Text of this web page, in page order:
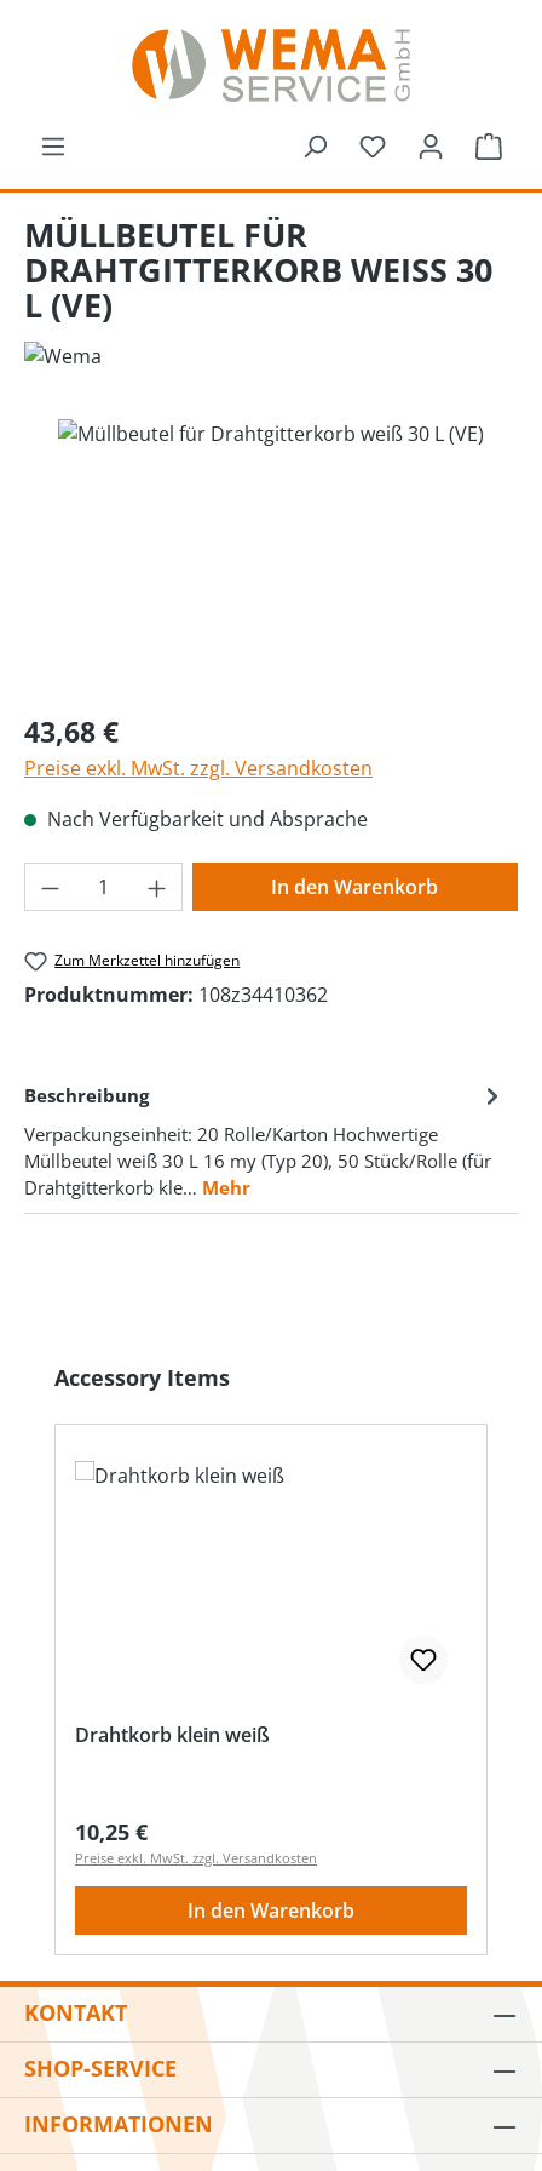
Zum Hauptinhalt springen
Du hast 0
MÜLLBEUTEL FÜR
DRAHTGITTERKORB WEISS 30 L
(VE)
Bildergalerie überspringen
Regulärer Preis:
43,68 €
Preise exkl. MwSt. zzgl. Versandkosten
Nach Verfügbarkeit und Absprache
Produkt Anzahl: Gib den gewünschten
In den Warenkorb
Zum Merkzettel hinzufügen
Produktnummer: 108z34410362
Beschreibung
Verpackungseinheit: 20 Rolle/Karton Hochwertige
Müllbeutel weiß 30 L 16 my (Typ 20), 50 Stück/Rolle (für
Drahtgitterkorb kle… Mehr
Produktgalerie überspringen
Accessory Items
Drahtkorb klein weiß
Regulärer Preis:
10,25 €
Preise exkl. MwSt. zzgl. Versandkosten
In den Warenkorb
KONTAKT
SHOP-SERVICE
INFORMATIONEN